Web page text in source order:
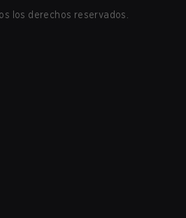
los derechos reservados.